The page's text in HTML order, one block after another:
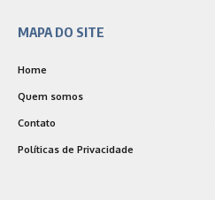
MAPA DO SITE
Home
Quem somos
Contato
Políticas de Privacidade